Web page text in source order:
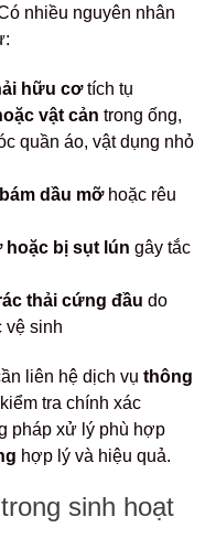
nhiều nguyên nhân
hữu cơtích tụ
vật cản trong ống,
quần áo, vật dụng nhỏ
dầu mỡhoặc rêu
bị sụt lún gây tắc
thải cứng đầu do
vệ sinh
liên hệ dịch vụ thông
tra chính xác
pháp xử lý phù hợp
hợp lý và hiệu quả.
sinh hoạt